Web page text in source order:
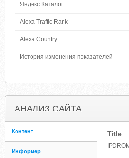
Яндекс Каталог
Alexa Traffic Rank
Alexa Country
История изменения показателей
АНАЛИЗ САЙТА
Контент
Информер
Title